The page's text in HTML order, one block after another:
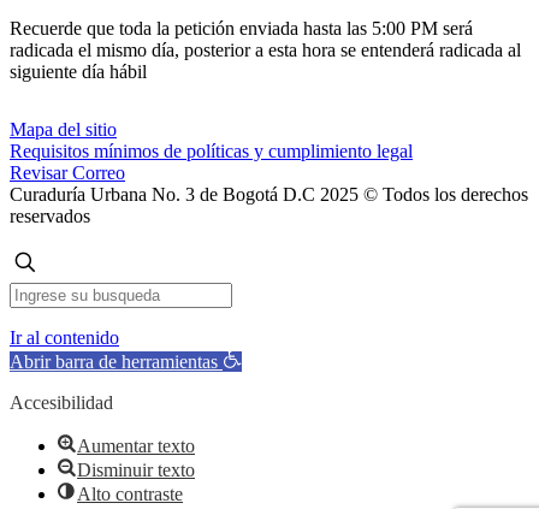
Recuerde que toda la petición enviada hasta las 5:00 PM será
radicada el mismo día, posterior a esta hora se entenderá radicada al
siguiente día hábil
Mapa del sitio
Requisitos mínimos de políticas y cumplimiento legal
Revisar Correo
Curaduría Urbana No. 3 de Bogotá D.C 2025 © Todos los derechos
reservados
Ir al contenido
Abrir barra de herramientas
Accesibilidad
Aumentar texto
Disminuir texto
Alto contraste